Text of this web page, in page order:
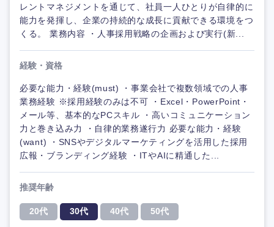
レントマネジメントを通じて、社員一人ひとりが自律的に
能力を発揮し、企業の持続的な成長に貢献できる環境をつ
くる。 業務内容 ・人事採用戦略の企画および実行(新...
経験・資格
必要な能力・経験(must) ・事業会社で複数領域での人事
業務経験 ※採用経験のみは不可 ・Excel・PowerPoint・
メール等、基本的なPCスキル ・高いコミュニケーション
力と巻き込み力 ・自律的業務遂行力 必要な能力・経験
(want) ・SNSやデジタルマーケティングを活用した採用
広報・ブランディング経験 ・ITやAIに精通した...
推奨年齢
20代 30代 40代 50代